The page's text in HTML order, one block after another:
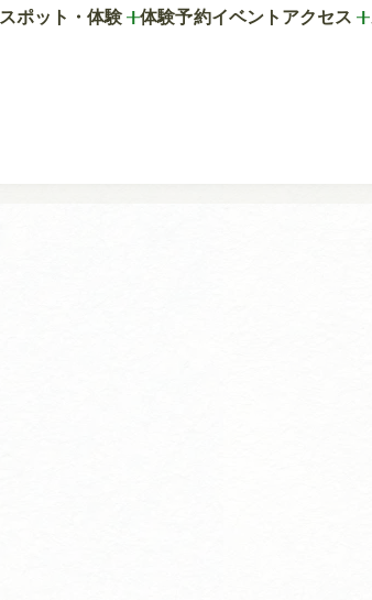
スポット・体験 体験予約イベント アクセス